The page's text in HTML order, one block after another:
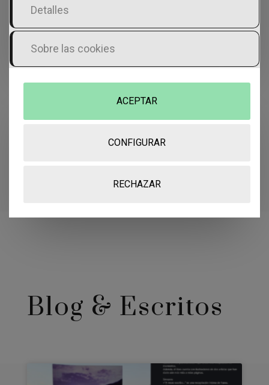
deshoras o dejar cerca cuando la cabeza no
reconocible para quienes saben que, a veces,
una sola frase puede quedarse contigo todo
el día.
Blog & Escritos
Detalles
Sobre las cookies
RECHAZAR
CONFIGURAR
ACEPTAR